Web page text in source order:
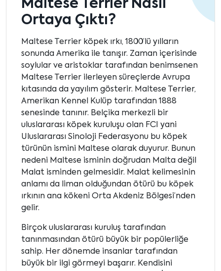
Maltese Terrier Nasıl
Ortaya Çıktı?
Maltese Terrier köpek ırkı, 1800’lü yılların
sonunda Amerika ile tanışır. Zaman içerisinde
soylular ve aristoklar tarafından benimsenen
Maltese Terrier ilerleyen süreçlerde Avrupa
kıtasında da yayılım gösterir. Maltese Terrier,
Amerikan Kennel Kulüp tarafından 1888
senesinde tanınır. Belçika merkezli bir
uluslararası köpek kuruluşu olan FCI yani
Uluslararası Sinoloji Federasyonu bu köpek
türünün ismini Maltese olarak duyurur. Bunun
nedeni Maltese isminin doğrudan Malta değil
Malat isminden gelmesidir. Malat kelimesinin
anlamı da liman olduğundan ötürü bu köpek
ırkının ana kökeni Orta Akdeniz Bölgesi’nden
gelir.
Birçok uluslararası kuruluş tarafından
tanınmasından ötürü büyük bir popülerliğe
sahip. Her dönemde insanlar tarafından
büyük bir ilgi görmeyi başarır. Kendisini